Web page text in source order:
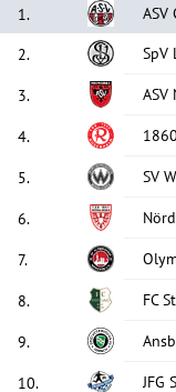
1. ASV
2. SpV
3. ASV
4.
5. SV
6.
7.
8. FC
9.
10. JFG